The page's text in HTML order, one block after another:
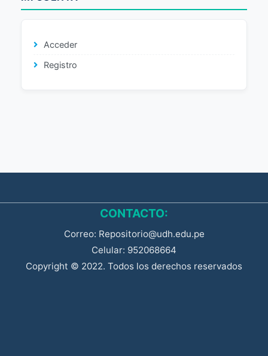
Acceder
Registro
CONTACTO:
Correo: Repositorio@udh.edu.pe
Celular: 952068664
Copyright © 2022. Todos los derechos reservados